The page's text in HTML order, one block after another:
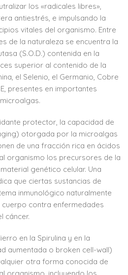
los «radicales libres»,
antiestrés, e impulsando la
vitales del organismo. Entre
de la naturaleza se encuentra la
(S.O.D.) contenida en la
superior al contenido de la
el Selenio, el Germanio, Cobre
presentes en importantes
protector, la capacidad de
otorgada por la microalgas
de una fracción rica en ácidos
organismo los precursores de la
genético celular. Una
que ciertas sustancias de
inmunológico naturalmente
contra enfermedades
cáncer.
en la Spirulina y en la
aumentada o broken cell-wall)
otra forma conocida de